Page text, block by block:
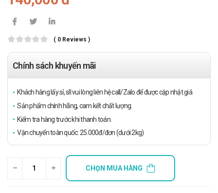
( 0 Reviews )
Chính sách khuyến mãi
Khách hàng lấy sỉ, sll vui lòng liên hệ call/Zalo để được cập nhật giá
Sản phẩm chính hãng, cam kết chất lượng.
Kiểm tra hàng trước khi thanh toán.
Vận chuyển toàn quốc: 25.000đ/đơn (dưới 2kg)
CHỌN MUA HÀNG